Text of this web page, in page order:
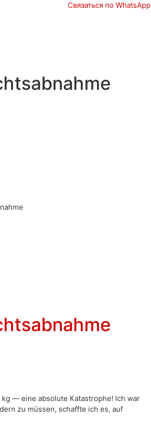
Связаться по WhatsApp
— eine absolute Katastrophe! Ich war
zu müssen, schaffte ich es, auf